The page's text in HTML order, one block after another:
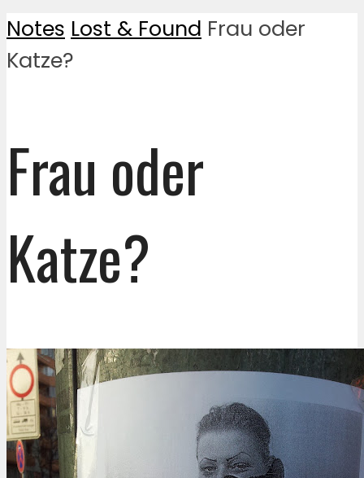
Notes Lost & Found Frau oder
Katze?
Frau oder
Katze?